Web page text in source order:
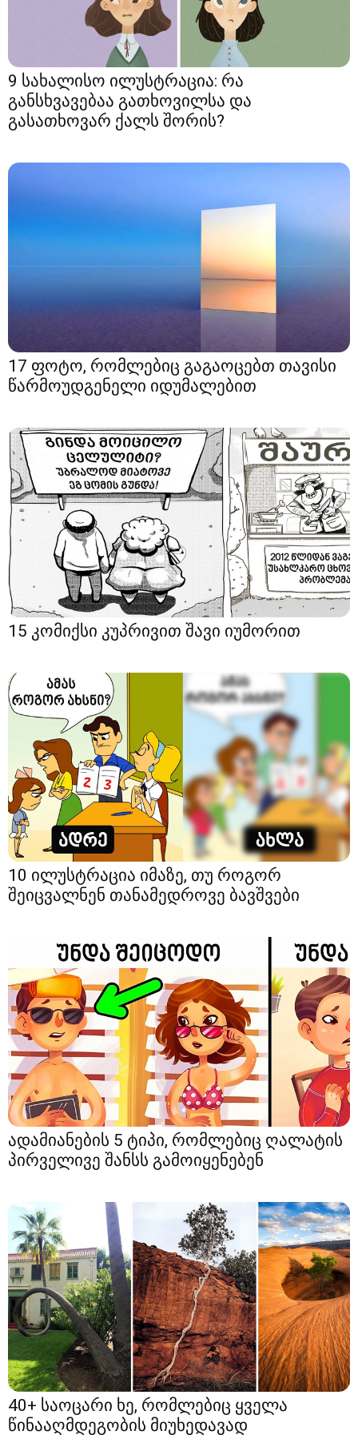
9 სახალისო ილუსტრაცია: რა
განსხვავებაა გათხოვილსა და
გასათხოვარ ქალს შორის?
17 ფოტო, რომლებიც გაგაოცებთ თავისი
წარმოუდგენელი იდუმალებით
15 კომიქსი კუპრივით შავი იუმორით
10 ილუსტრაცია იმაზე, თუ როგორ
შეიცვალნენ თანამედროვე ბავშვები
ადამიანების 5 ტიპი, რომლებიც ღალატის
პირველივე შანსს გამოიყენებენ
40+ საოცარი ხე, რომლებიც ყველა
წინააღმდეგობის მიუხედავად